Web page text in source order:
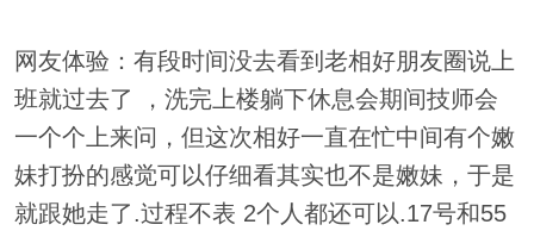
网友体验：有段时间没去看到老相好朋友圈说上
班就过去了 ，洗完上楼躺下休息会期间技师会
一个个上来问，但这次相好一直在忙中间有个嫩
妹打扮的感觉可以仔细看其实也不是嫩妹，于是
就跟她走了.过程不表 2个人都还可以.17号和55